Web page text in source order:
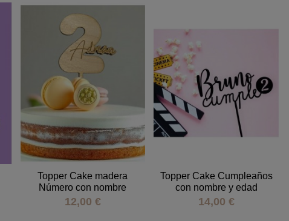
Topper Cake madera
Número con nombre
12,00 €
Topper Cake Cumpleaños
con nombre y edad
14,00 €